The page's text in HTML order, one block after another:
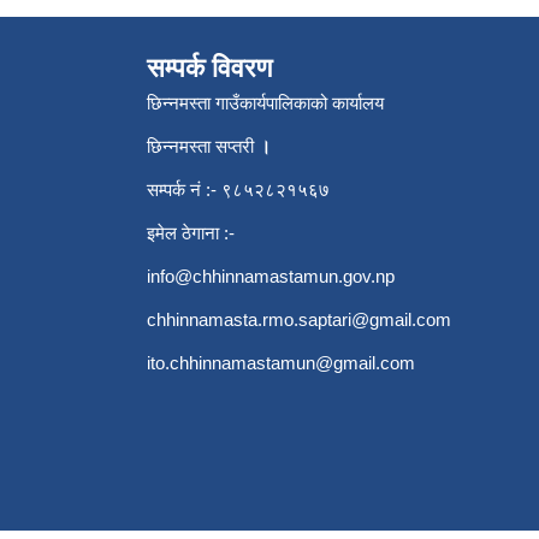
सम्पर्क विवरण
छिन्नमस्ता गाउँकार्यपालिकाको कार्यालय
छिन्नमस्ता सप्तरी ।
सम्पर्क नं :- ९८५२८२१५६७
इमेल ठेगाना :-
info@chhinnamastamun.gov.np
chhinnamasta.rmo.saptari@gmail.com
ito.chhinnamastamun@gmail.com